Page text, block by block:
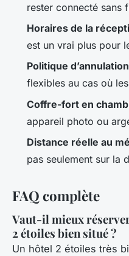
rester connecté sans
Horaires de la
est un vrai plus pour
Politique d’annulation
flexibles au cas où
Coffre-fort en
appareil photo ou
Distance réelle au
pas seulement sur la
FAQ complète
Vaut-il mieux
2 étoiles bien situé ?
Un hôtel 2 étoiles très